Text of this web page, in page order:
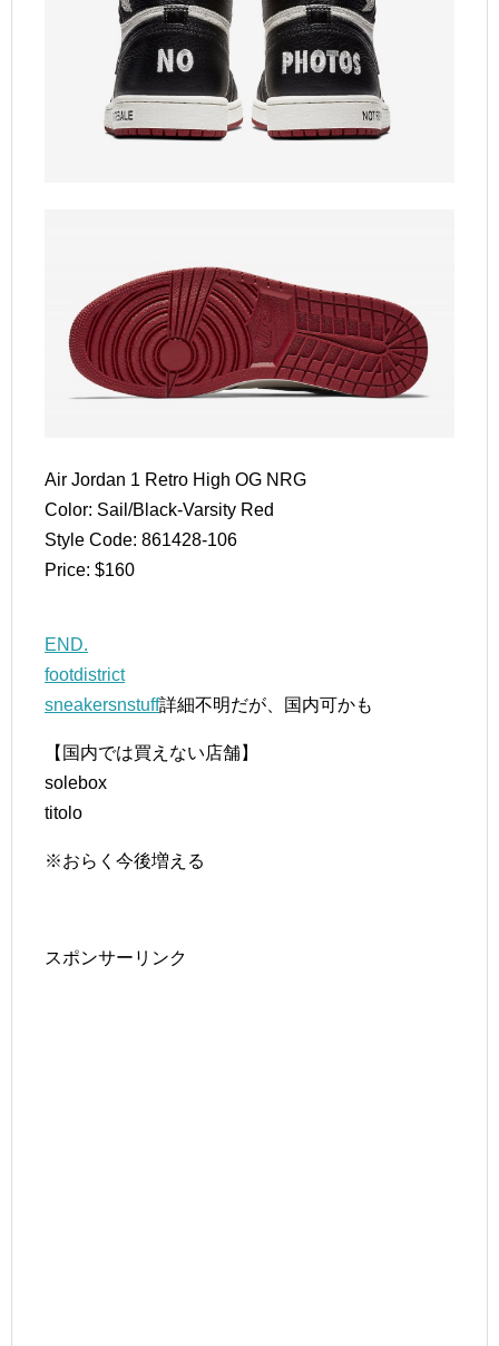
Air Jordan 1 Retro High OG NRG
Color: Sail/Black-Varsity Red
Style Code: 861428-106
Price: $160
END.
footdistrict
sneakersnstuff詳細不明だが、国内可かも
【国内では買えない店舗】
solebox
titolo
※おらく今後増える
スポンサーリンク